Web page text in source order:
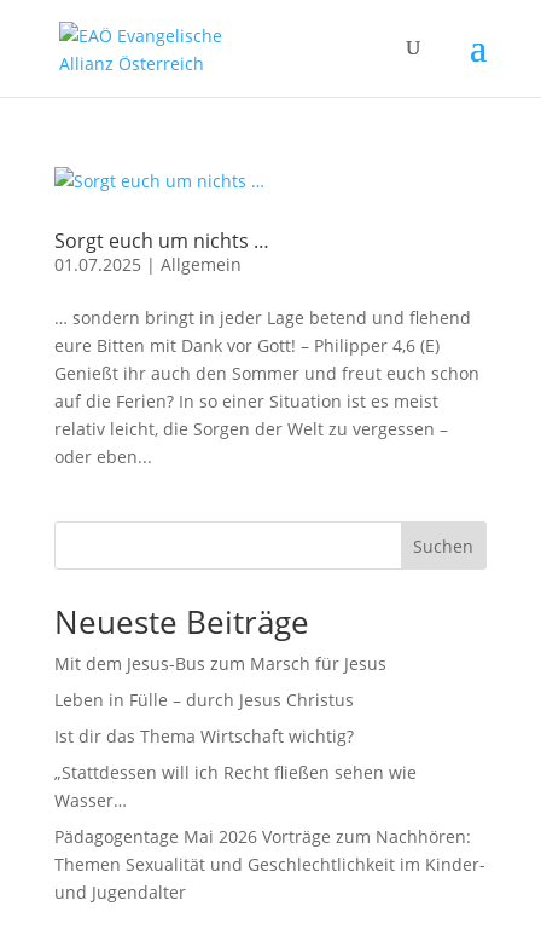
Sorgt euch um nichts …
01.07.2025 | Allgemein
… sondern bringt in jeder Lage betend und flehend
eure Bitten mit Dank vor Gott! – Philipper 4,6 (E)
Genießt ihr auch den Sommer und freut euch schon
auf die Ferien? In so einer Situation ist es meist
relativ leicht, die Sorgen der Welt zu vergessen –
oder eben...
Suchen
Neueste Beiträge
Mit dem Jesus-Bus zum Marsch für Jesus
Leben in Fülle – durch Jesus Christus
Ist dir das Thema Wirtschaft wichtig?
„Stattdessen will ich Recht fließen sehen wie
Wasser…
Pädagogentage Mai 2026 Vorträge zum Nachhören:
Themen Sexualität und Geschlechtlichkeit im Kinder-
und Jugendalter